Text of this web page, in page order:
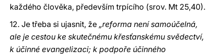
každého člověka, především trpícího (srov. Mt 25,40).
12. Je třeba si ujasnit, že „reforma není samoúčelná,
ale je cestou ke skutečnému křesťanskému svědectví,
k účinné evangelizaci; k podpoře účinného